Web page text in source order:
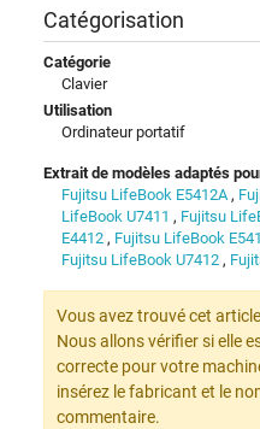
Catégorisation
Catégorie
Clavier
Utilisation
Ordinateur portatif
Extrait de modèles adaptés
Fujitsu LifeBook E5412A,
LifeBook U7411 , Fujitsu
E4412 , Fujitsu LifeBook
Fujitsu LifeBook U7412 ,
Vous avez trouvé cet
Nous allons vérifier si elle
correcte pour votre
insérez le fabricant et le
commentaire.